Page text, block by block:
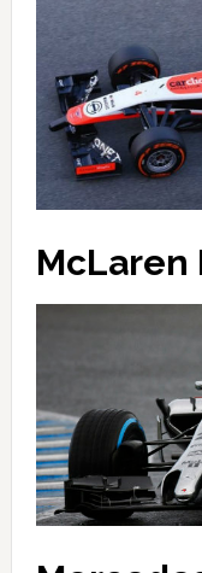
McLaren